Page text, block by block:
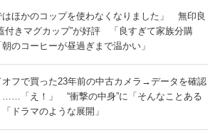
合サイト
・事例
門サイト
門サイト
はほかのコップを使わなくなりました」 無印良
付きマグカップ”が好評 「良すぎて家族分購
朝のコーヒーが昼過ぎまで温かい」
オフで買った23年前の中古カメラ→データを確認
……「え！」 “衝撃の中身”に「そんなことある
ドラマのような展開」